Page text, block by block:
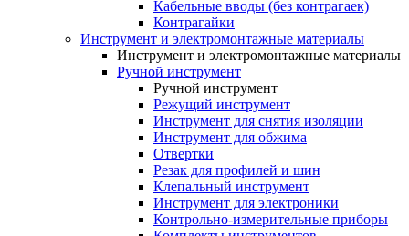
Кабельные вводы (без контрагаек)
Контрагайки
Инструмент и электромонтажные материалы
Инструмент и электромонтажные материалы
Ручной инструмент
Ручной инструмент
Режущий инструмент
Инструмент для снятия изоляции
Инструмент для обжима
Отвертки
Резак для профилей и шин
Клепальный инструмент
Инструмент для электроники
Контрольно-измерительные приборы